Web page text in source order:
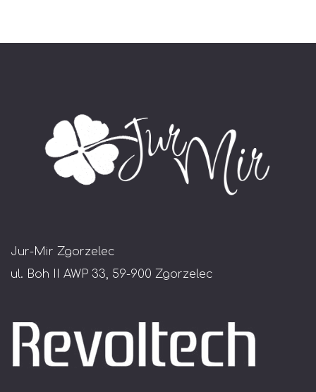
Jur-Mir Zgorzelec
ul. Boh II AWP 33, 59-900 Zgorzelec